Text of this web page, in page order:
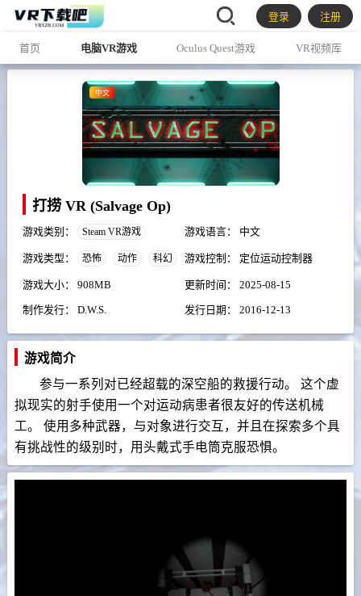
登录 注册
首页 电脑VR游戏 Oculus Quest游戏 VR视频库
中文
打捞 VR (Salvage Op)
游戏类别： Steam VR游戏 游戏语言： 中文
游戏类型： 恐怖 动作 科幻 游戏控制： 定位运动控制器
游戏大小： 908MB 更新时间： 2025-08-15
制作发行： D.W.S. 发行日期： 2016-12-13
游戏简介
参与一系列对已经超载的深空船的救援行动。 这个虚
拟现实的射手使用一个对运动病患者很友好的传送机械
工。 使用多种武器，与对象进行交互，并且在探索多个具
有挑战性的级别时，用头戴式手电筒克服恐惧。